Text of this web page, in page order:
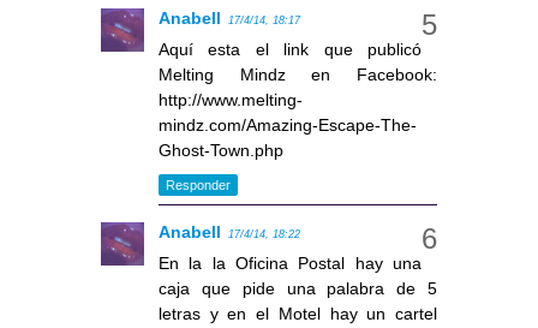
Anabell 17/4/14, 18:17
Aquí esta el link que publicó
Melting Mindz en Facebook:
http://www.melting-
mindz.com/Amazing-Escape-The-
Ghost-Town.php
Responder
Anabell 17/4/14, 18:22
En la la Oficina Postal hay una
caja que pide una palabra de 5
letras y en el Motel hay un cartel